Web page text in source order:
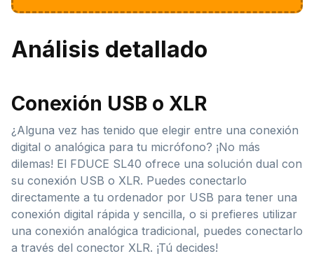
Análisis detallado
Conexión USB o XLR
¿Alguna vez has tenido que elegir entre una conexión
digital o analógica para tu micrófono? ¡No más
dilemas! El FDUCE SL40 ofrece una solución dual con
su conexión USB o XLR. Puedes conectarlo
directamente a tu ordenador por USB para tener una
conexión digital rápida y sencilla, o si prefieres utilizar
una conexión analógica tradicional, puedes conectarlo
a través del conector XLR. ¡Tú decides!